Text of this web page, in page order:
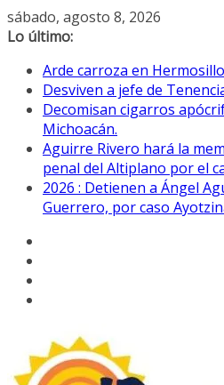
Saltar
al
sábado, agosto 8, 2026
Lo último:
Arde carroza en
Desviven a jefe de
Decomisan cigarros
Michoacán.
Aguirre Rivero hará la
penal del Altiplano por el
2026 : Detienen a Ángel
Guerrero, por caso